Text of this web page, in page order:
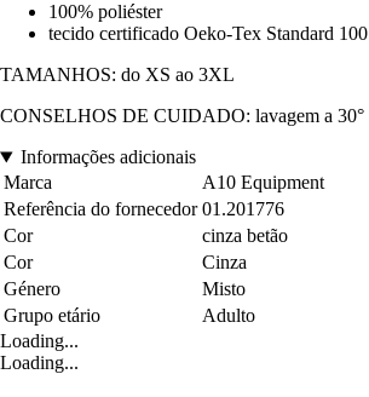
100% poliéster
tecido certificado Oeko-Tex Standard 100
TAMANHOS: do XS ao 3XL
CONSELHOS DE CUIDADO: lavagem a 30°
Informações adicionais
Marca
A10 Equipment
Referência do fornecedor 01.201776
Cor
cinza betão
Cor
Cinza
Género
Misto
Grupo etário
Adulto
Loading...
Loading...